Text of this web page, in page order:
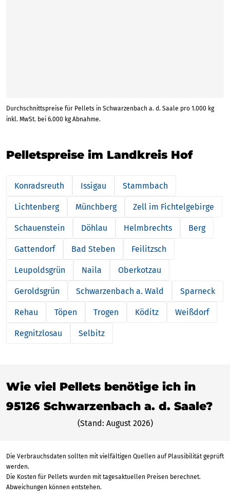
Durchschnittspreise für Pellets in Schwarzenbach a. d. Saale pro 1.000 kg
inkl. MwSt. bei 6.000 kg Abnahme.
Pelletspreise im Landkreis Hof
Konradsreuth Issigau Stammbach
Lichtenberg Münchberg Zell im Fichtelgebirge
Schauenstein Döhlau Helmbrechts Berg
Gattendorf Bad Steben Feilitzsch
Leupoldsgrün Naila Oberkotzau
Geroldsgrün Schwarzenbach a. Wald Sparneck
Rehau Töpen Trogen Köditz Weißdorf
Regnitzlosau Selbitz
Wie viel Pellets benötige ich in
95126 Schwarzenbach a. d. Saale?
(Stand: August 2026)
Die Verbrauchsdaten sollten mit vielfältigen Quellen auf Plausibilität geprüft
werden.
Die Kosten für Pellets wurden mit tagesaktuellen Preisen berechnet.
Abweichungen können entstehen.